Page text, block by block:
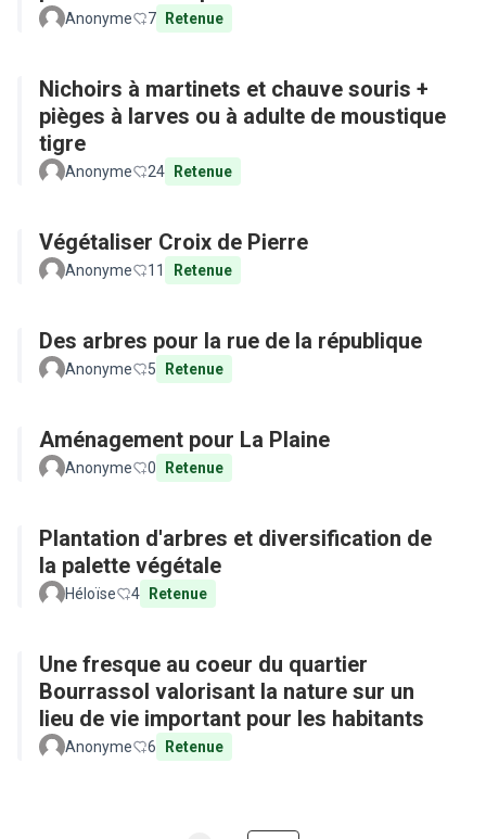
Anonyme 7 Retenue
Nichoirs à martinets et chauve souris +
pièges à larves ou à adulte de moustique
tigre
Anonyme 24 Retenue
Végétaliser Croix de Pierre
Anonyme 11 Retenue
Des arbres pour la rue de la république
Anonyme 5 Retenue
Aménagement pour La Plaine
Anonyme 0 Retenue
Plantation d'arbres et diversification de
la palette végétale
Héloïse 4 Retenue
Une fresque au coeur du quartier
Bourrassol valorisant la nature sur un
lieu de vie important pour les habitants
Anonyme 6 Retenue